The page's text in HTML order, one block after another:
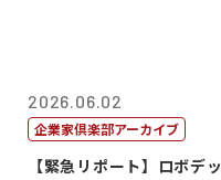
2026.06.02
企業家倶楽部アーカイブ
【緊急リポート】ロボデッ